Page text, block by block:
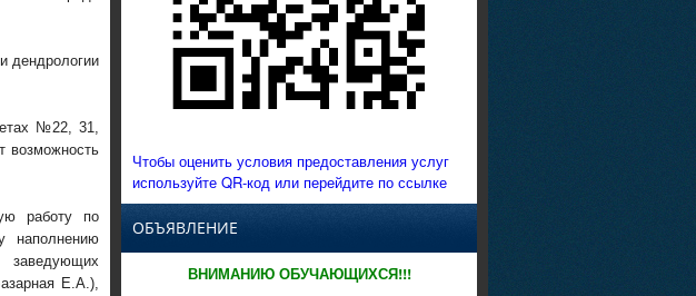
дендрологии
№22, 31,
работу по
наполнению
заведующих
Е.А.),
Чтобы оценить условия предоставления услуг
используйте QR-код или перейдите по ссылке
ОБЪЯВЛЕНИЕ
ВНИМАНИЮ ОБУЧАЮЩИХСЯ!!!